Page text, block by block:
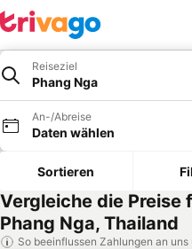
Reiseziel
Phang Nga
An-/Abreise
Daten wählen
Sortieren
Vergleiche die Preise
Phang Nga, Thailand
So beeinflussen Zahlungen an uns